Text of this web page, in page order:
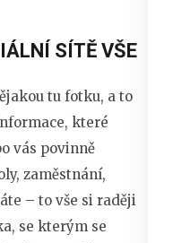
SÍTĚ VŠE
tu fotku, a to
které
vás povinně
zaměstnání,
– to vše si raději
se kterým se